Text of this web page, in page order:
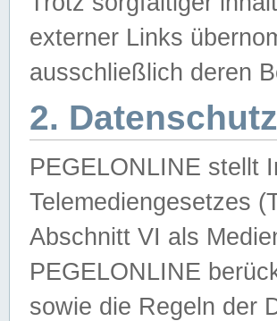
externer Links
ausschließlich deren
2. Datenschutz
PEGELONLINE stellt
Telemediengesetzes
Abschnitt VI als
PEGELONLINE
sowie die Regeln der